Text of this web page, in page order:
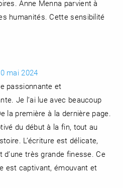
Anne Menna parvient à
humanités. Cette sensibilité
mai 2024
passionnante et
Je l’ai lue avec beaucoup
la première à la dernière page.
du début à la fin, tout au
L’écriture est délicate,
d’une très grande finesse. Ce
est captivant, émouvant et